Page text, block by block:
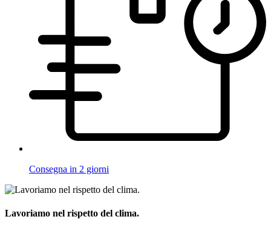
Consegna in 2 giorni
Lavoriamo nel rispetto del clima.